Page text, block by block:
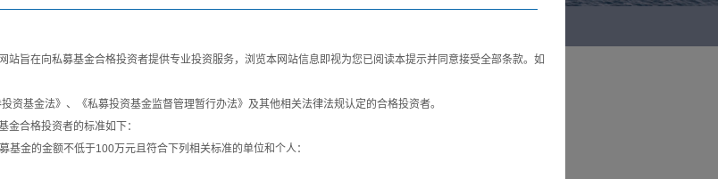
旨在向私募基金合格投资者提供专业投资服务，浏览本网站信息即视为您已阅读本提示并同意接受全部条款。如
基金法》、《私募投资基金监督管理暂行办法》及其他相关法律法规认定的合格投资者。
合格投资者的标准如下：
金的金额不低于100万元且符合下列相关标准的单位和个人：
-观点聚焦